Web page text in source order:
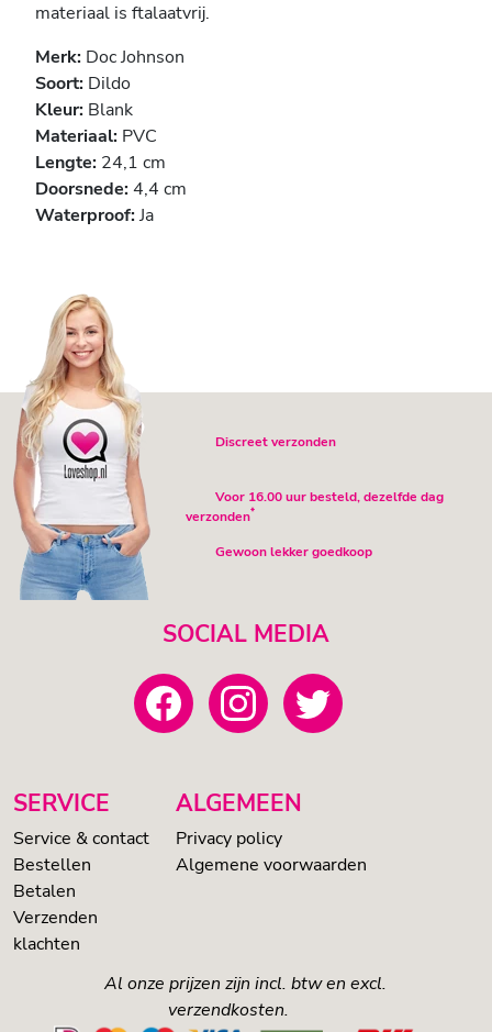
materiaal is ftalaatvrij.
Merk: Doc Johnson
Soort: Dildo
Kleur: Blank
Materiaal: PVC
Lengte: 24,1 cm
Doorsnede:4,4 cm
Waterproof:Ja
Al onze prijzen zijn incl. btw en excl.
verzendkosten.
Discreet verzonden
Voor 16.00 uur besteld, dezelfde dag
verzonden*
Gewoon lekker goedkoop
SOCIAL MEDIA
SERVICE
Service & contact
Bestellen
Betalen
Verzenden
klachten
ALGEMEEN
Privacy policy
Algemene voorwaarden